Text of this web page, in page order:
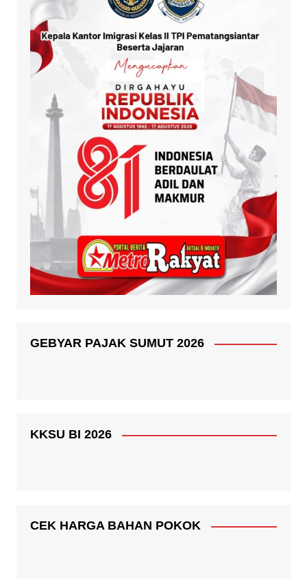
GEBYAR PAJAK SUMUT 2026
KKSU BI 2026
CEK HARGA BAHAN POKOK